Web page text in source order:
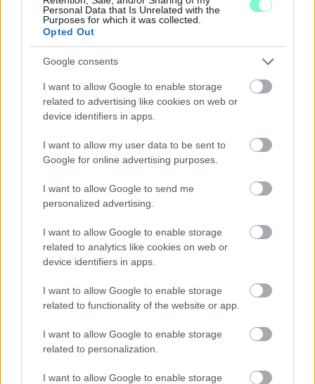
Personal Data that Is Unrelated with the
Purposes for which it was collected.
Opted Out
Google consents
I want to allow Google to enable storage
related to advertising like cookies on web or
device identifiers in apps.
I want to allow my user data to be sent to
Google for online advertising purposes.
I want to allow Google to send me
personalized advertising.
I want to allow Google to enable storage
related to analytics like cookies on web or
device identifiers in apps.
I want to allow Google to enable storage
related to functionality of the website or app.
I want to allow Google to enable storage
related to personalization.
I want to allow Google to enable storage
KÉT RÉSZLETBEN ÉRKEZIK A 100 EZER FORINTOS
ISKOLAKEZDÉSI TÁMOGATÁS, AMIT NEM KELL KÜLÖN
IGÉNYELNI
Magyar Államkincstár, a második részlet novemberben, utalvány
formájában érkezik.
1 hozzászólás